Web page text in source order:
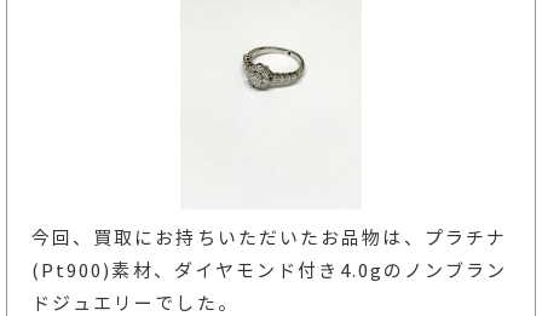
今回、買取にお持ちいただいたお品物は、プラチナ
(Pt900)素材、ダイヤモンド付き4.0gのノンブラン
ドジュエリーでした。